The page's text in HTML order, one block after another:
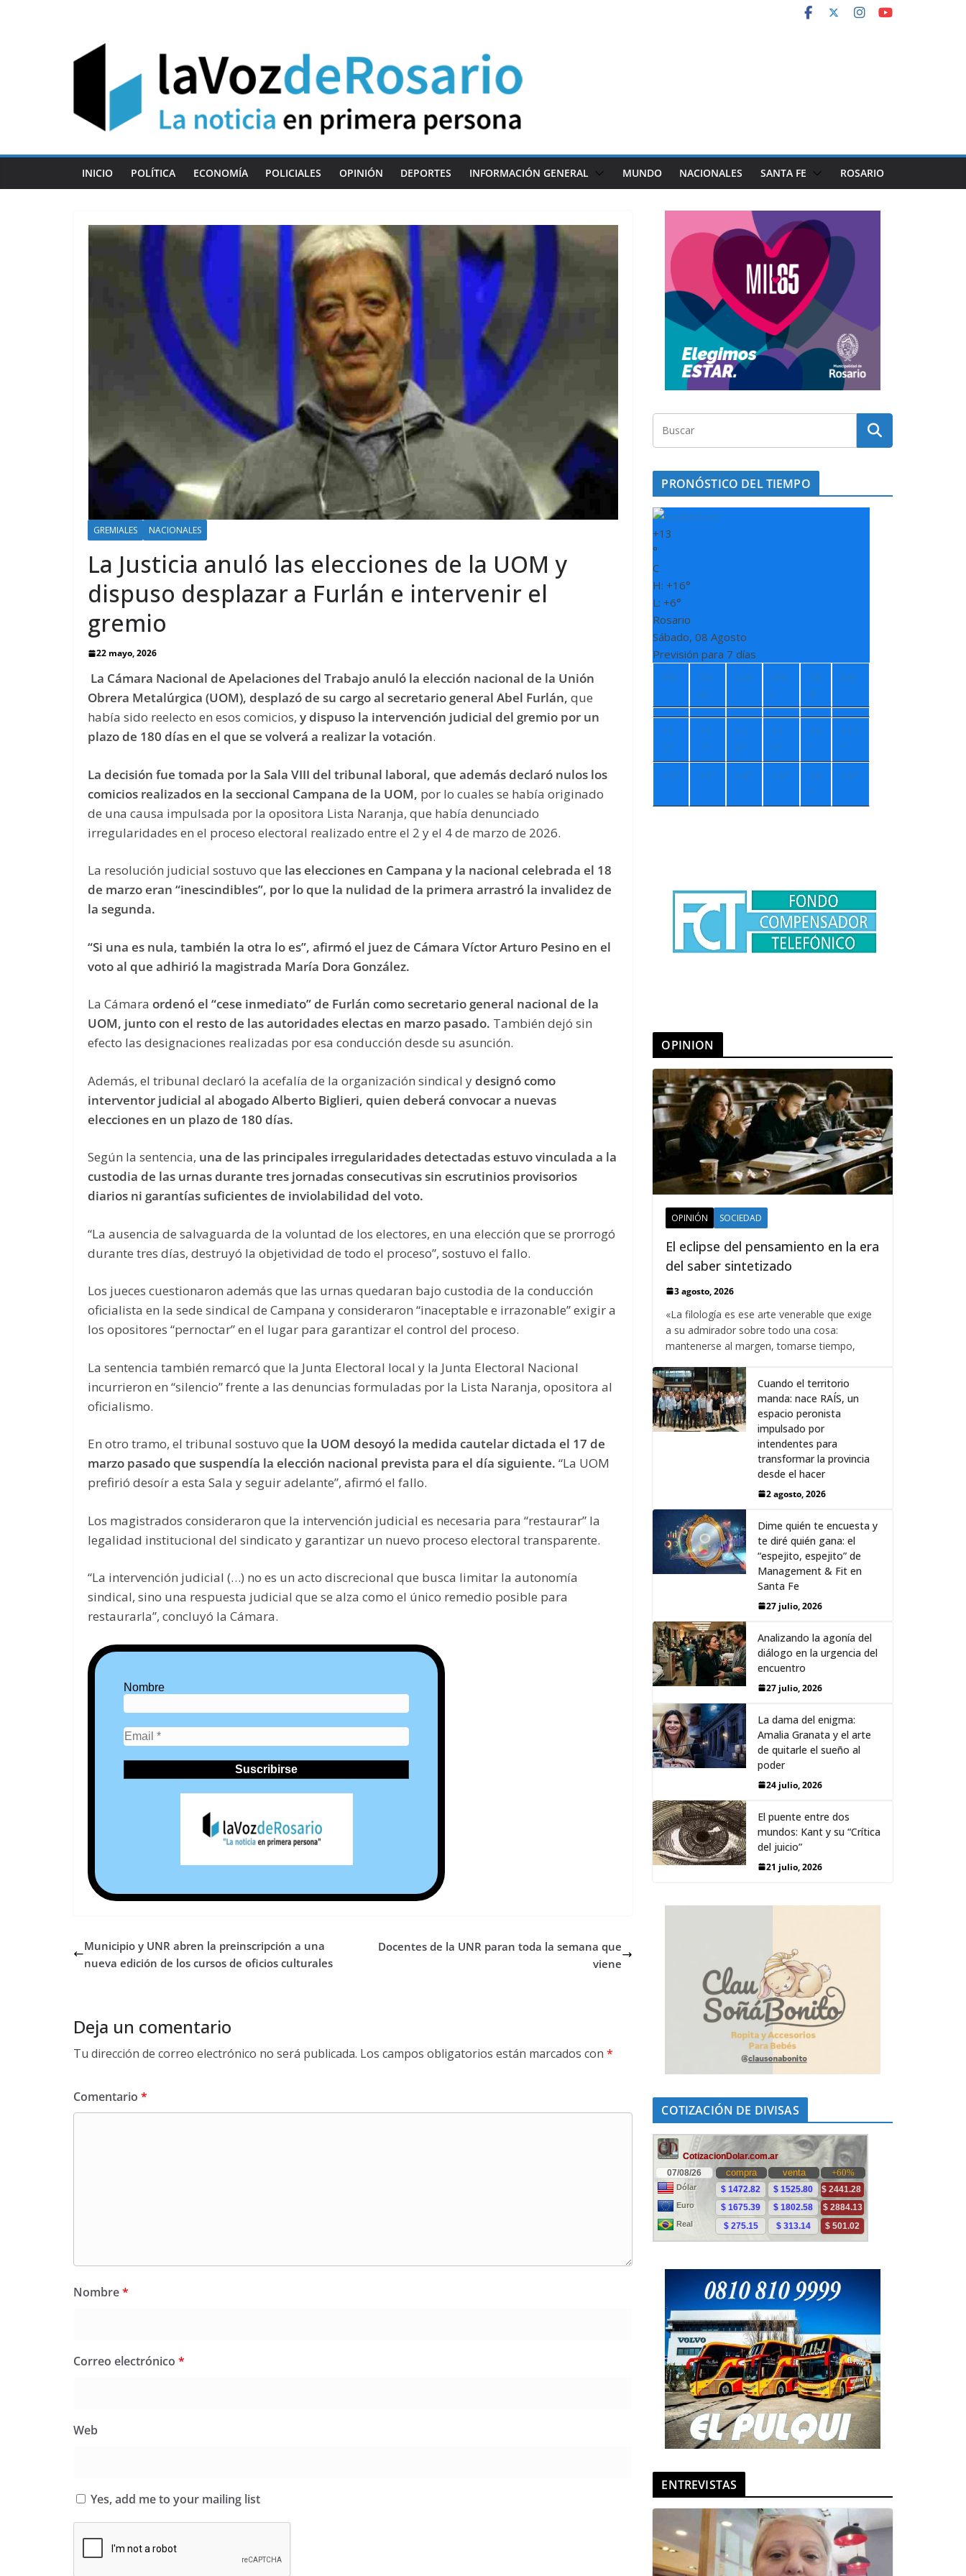
INICIO POLÍTICA ECONOMÍA POLICIALES OPINIÓN DEPORTES INFORMACIÓN GENERAL MUNDO NACIONALES SANTA FE ROSARIO
GREMIALES NACIONALES
La Justicia anuló las elecciones de la UOM y
dispuso desplazar a Furlán e intervenir el
gremio
22 mayo, 2026
La Cámara Nacional de Apelaciones del Trabajo anuló la elección nacional de la Unión
Obrera Metalúrgica (UOM), desplazó de su cargo al secretario general Abel Furlán, que
había sido reelecto en esos comicios, y dispuso la intervención judicial del gremio por un
plazo de 180 días en el que se volverá a realizar la votación.
La decisión fue tomada por la Sala VIII del tribunal laboral, que además declaró nulos los
comicios realizados en la seccional Campana de la UOM, por lo cuales se había originado
de una causa impulsada por la opositora Lista Naranja, que había denunciado
irregularidades en el proceso electoral realizado entre el 2 y el 4 de marzo de 2026.
La resolución judicial sostuvo que las elecciones en Campana y la nacional celebrada el 18
de marzo eran “inescindibles”, por lo que la nulidad de la primera arrastró la invalidez de
la segunda.
“Si una es nula, también la otra lo es”, afirmó el juez de Cámara Víctor Arturo Pesino en el
voto al que adhirió la magistrada María Dora González.
La Cámara ordenó el “cese inmediato” de Furlán como secretario general nacional de la
UOM, junto con el resto de las autoridades electas en marzo pasado. También dejó sin
efecto las designaciones realizadas por esa conducción desde su asunción.
Además, el tribunal declaró la acefalía de la organización sindical ydesignó como
interventor judicial al abogado Alberto Biglieri, quien deberá convocar a nuevas
elecciones en un plazo de 180 días.
Según la sentencia, una de las principales irregularidades detectadas estuvo vinculada a la
custodia de las urnas durante tres jornadas consecutivas sin escrutinios provisorios
diarios ni garantías suficientes de inviolabilidad del voto.
“La ausencia de salvaguarda de la voluntad de los electores, en una elección que se prorrogó
durante tres días, destruyó la objetividad de todo el proceso”, sostuvo el fallo.
Los jueces cuestionaron además que las urnas quedaran bajo custodia de la conducción
oficialista en la sede sindical de Campana y consideraron “inaceptable e irrazonable” exigir a
los opositores “pernoctar” en el lugar para garantizar el control del proceso.
La sentencia también remarcó que la Junta Electoral local y la Junta Electoral Nacional
incurrieron en “silencio” frente a las denuncias formuladas por la Lista Naranja, opositora al
oficialismo.
En otro tramo, el tribunal sostuvo que la UOM desoyó la medida cautelar dictada el 17 de
marzo pasado que suspendía la elección nacional prevista para el día siguiente. “La UOM
prefirió desoír a esta Sala y seguir adelante”, afirmó el fallo.
Los magistrados consideraron que la intervención judicial es necesaria para “restaurar” la
legalidad institucional del sindicato y garantizar un nuevo proceso electoral transparente.
“La intervención judicial (…) no es un acto discrecional que busca limitar la autonomía
sindical, sino una respuesta judicial que se alza como el único remedio posible para
restaurarla”, concluyó la Cámara.
Nombre
Municipio y UNR abren la preinscripción a una
nueva edición de los cursos de oficios culturales
Docentes de la UNR paran toda la semana que
viene
Deja un comentario
Tu dirección de correo electrónico no será publicada. Los campos obligatorios están marcados con *
Comentario *
Nombre*
Correo electrónico *
Web
Yes, add me to your mailing list
PRONÓSTICO DEL TIEMPO
+13
°
C
H:+16°
L:+6°
Rosario
Sábado, 08 Agosto
Previsión para 7 días
Vie
Do
m
Lun
Ma
r
Mi
é
Jue
+1
5°
+1
7°
+1
4°
+1
3°
+9
°
+11
°
+5° +5° +4° +5° +8
°
+9°
OPINION
OPINIÓN SOCIEDAD
El eclipse del pensamiento en la era
del saber sintetizado
3 agosto, 2026
«La filología es ese arte venerable que exige
a su admirador sobre todo una cosa:
mantenerse al margen, tomarse tiempo,
Cuando el territorio
manda: nace RAÍS, un
espacio peronista
impulsado por
intendentes para
transformar la provincia
desde el hacer
2 agosto, 2026
Dime quién te encuesta y
te diré quién gana: el
“espejito, espejito” de
Management & Fit en
Santa Fe
27 julio, 2026
Analizando la agonía del
diálogo en la urgencia del
encuentro
27 julio, 2026
La dama del enigma:
Amalia Granata y el arte
de quitarle el sueño al
poder
24 julio, 2026
El puente entre dos
mundos: Kant y su “Crítica
del juicio”
21 julio, 2026
COTIZACIÓN DE DIVISAS
ENTREVISTAS